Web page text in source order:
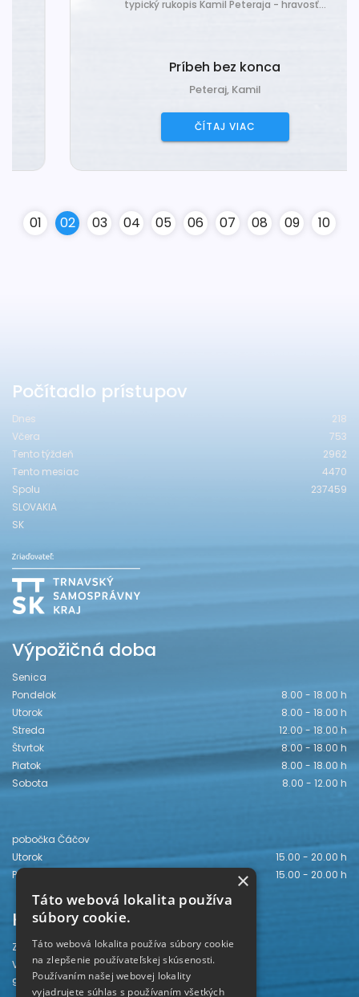
typický rukopis Kamil Peteraja - hravosť...
Príbeh bez konca
Peteraj, Kamil
ČÍTAJ VIAC
01 02 03 04 05 06 07 08 09 10
Počítadlo prístupov
Dnes
218
Včera
753
Tento týždeň
2962
Tento mesiac
4470
Spolu
237459
SLOVAKIA
SK
Výpožičná doba
Senica
Pondelok
8.00 - 18.00 h
Utorok
8.00 - 18.00 h
Streda
12.00 - 18.00 h
Štvrtok
8.00 - 18.00 h
Piatok
8.00 - 18.00 h
Sobota
8.00 - 12.00 h
pobočka Čáčov
Utorok
15.00 - 20.00 h
Piatok
15.00 - 20.00 h
Kontakt
Záhorská knižnica
Vajanského 28
905 01 Senica
×
Táto webová lokalita používa
súbory cookie.
Táto webová lokalita používa súbory cookie
na zlepšenie používateľskej skúsenosti.
Používaním našej webovej lokality
vyjadrujete súhlas s používaním všetkých